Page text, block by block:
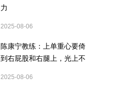
力
2025-08-06
陈康宁教练：上单重心要倚
到右屁股和右腿上，光上不
2025-08-06